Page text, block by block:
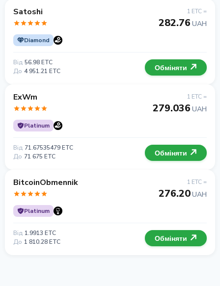
Satoshi
Diamond
1 ETC =
282.76 UAH
Від 56.98 ETC
До 4 951.21 ETC Обміняти
ExWm
Platinum
1 ETC =
279.036 UAH
Від 71.67535479 ETC
До 71 675 ETC Обміняти
BitcoinObmennik
Platinum
1 ETC =
276.20UAH
Від 1.9913 ETC
До 1 810.28 ETC Обміняти